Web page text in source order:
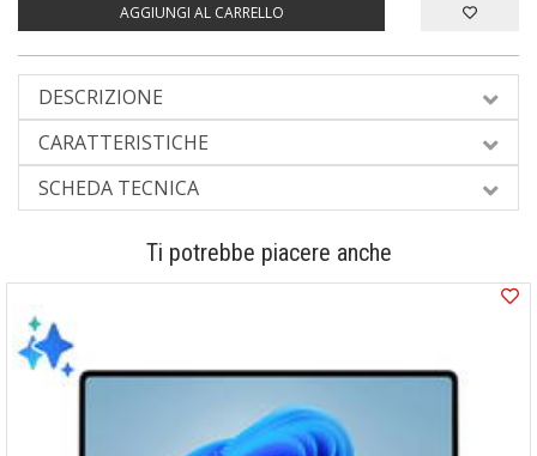
AGGIUNGI AL CARRELLO
DESCRIZIONE
CARATTERISTICHE
SCHEDA TECNICA
Ti potrebbe piacere anche